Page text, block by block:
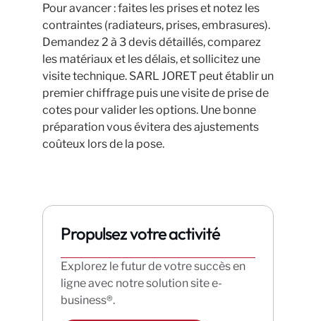
Pour avancer : faites les prises et notez les
contraintes (radiateurs, prises, embrasures).
Demandez 2 à 3 devis détaillés, comparez
les matériaux et les délais, et sollicitez une
visite technique. SARL JORET peut établir un
premier chiffrage puis une visite de prise de
cotes pour valider les options. Une bonne
préparation vous évitera des ajustements
coûteux lors de la pose.
Propulsez votre activité
Explorez le futur de votre succès en
ligne avec notre solution site e-
business®.